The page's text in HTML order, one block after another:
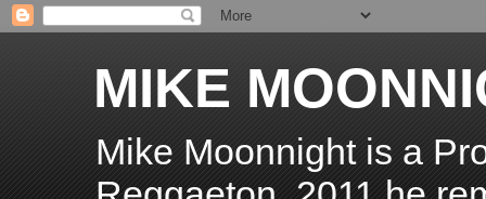
MIKE
Mike Moonnight is a